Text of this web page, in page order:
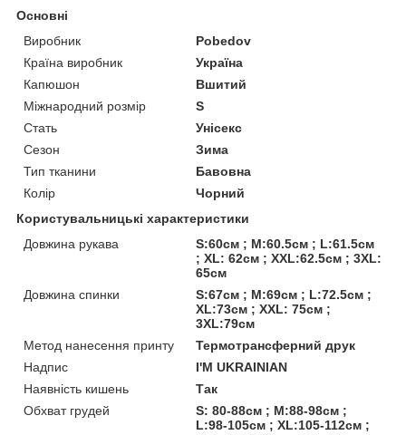
Основні
Виробник
Pobedov
Країна виробник
Україна
Капюшон
Вшитий
Міжнародний розмір
S
Стать
Унісекс
Сезон
Зима
Тип тканини
Бавовна
Колір
Чорний
Користувальницькі характеристики
Довжина рукава
S:60см ; M:60.5см ; L:61.5см
; XL: 62см ; XXL:62.5см ; 3XL:
65см
Довжина спинки
S:67см ; M:69см ; L:72.5см ;
XL:73см ; XXL: 75см ;
3XL:79см
Метод нанесення принту
Термотрансферний друк
Надпис
I'M UKRAINIAN
Наявність кишень
Так
Обхват грудей
S: 80-88см ; M:88-98см ;
L:98-105см ; XL:105-112см ;